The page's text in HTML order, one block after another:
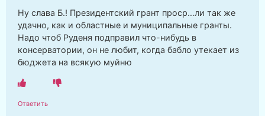
Ну слава Б.! Президентский грант проср…ли так же
удачно, как и областные и муниципальные гранты.
Надо чтоб Руденя подправил что-нибудь в
консерватории, он не любит, когда бабло утекает из
бюджета на всякую муйню
Ответить